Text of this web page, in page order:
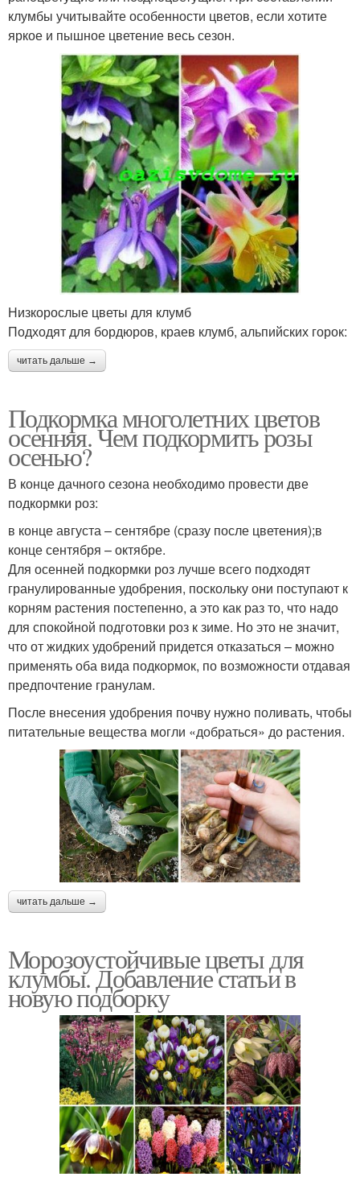
клумбы учитывайте особенности цветов, если хотите
яркое и пышное цветение весь сезон.
Низкорослые цветы для клумб
Подходят для бордюров, краев клумб, альпийских горок:
читать дальше →
Подкормка многолетних цветов
осенняя. Чем подкормить розы
осенью?
В конце дачного сезона необходимо провести две
подкормки роз:
в конце августа – сентябре (сразу после цветения);в
конце сентября – октябре.
Для осенней подкормки роз лучше всего подходят
гранулированные удобрения, поскольку они поступают к
корням растения постепенно, а это как раз то, что надо
для спокойной подготовки роз к зиме. Но это не значит,
что от жидких удобрений придется отказаться – можно
применять оба вида подкормок, по возможности отдавая
предпочтение гранулам.
После внесения удобрения почву нужно поливать, чтобы
питательные вещества могли «добраться» до растения.
читать дальше →
Морозоустойчивые цветы для
клумбы. Добавление статьи в
новую подборку